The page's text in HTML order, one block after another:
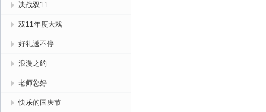
决战双11
双11年度大戏
好礼送不停
浪漫之约
老师您好
快乐的国庆节